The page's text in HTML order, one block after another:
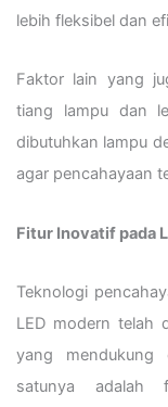
lebih fleksibel dan
Faktor lain yang
tiang lampu dan
dibutuhkan lampu
agar pencahayaan
Fitur Inovatif pada
Teknologi
LED modern telah
yang mendukung
satunya adalah